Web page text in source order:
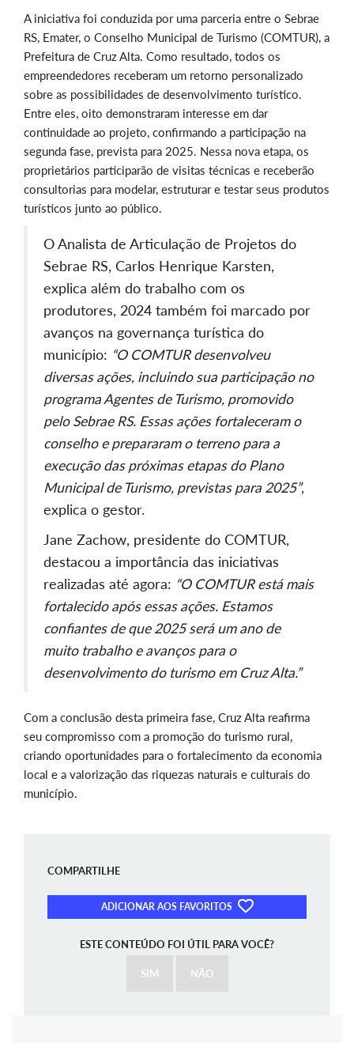
A iniciativa foi conduzida por uma parceria entre o Sebrae
RS, Emater, o Conselho Municipal de Turismo (COMTUR), a
Prefeitura de Cruz Alta. Como resultado, todos os
empreendedores receberam um retorno personalizado
sobre as possibilidades de desenvolvimento turístico.
Entre eles, oito demonstraram interesse em dar
continuidade ao projeto, confirmando a participação na
segunda fase, prevista para 2025. Nessa nova etapa, os
proprietários participarão de visitas técnicas e receberão
consultorias para modelar, estruturar e testar seus produtos
turísticos junto ao público.
O Analista de Articulação de Projetos do
Sebrae RS, Carlos Henrique Karsten,
explica além do trabalho com os
produtores, 2024 também foi marcado por
avanços na governança turística do
município: “O COMTUR desenvolveu
diversas ações, incluindo sua participação no
programa Agentes de Turismo, promovido
pelo Sebrae RS. Essas ações fortaleceram o
conselho e prepararam o terreno para a
execução das próximas etapas do Plano
Municipal de Turismo, previstas para 2025”,
explica o gestor.
Jane Zachow, presidente do COMTUR,
destacou a importância das iniciativas
realizadas até agora: “O COMTUR está mais
fortalecido após essas ações. Estamos
confiantes de que2025será um ano de
muito trabalho e avanços para o
desenvolvimento do turismo em Cruz Alta.”
Com a conclusão desta primeira fase, Cruz Alta reafirma
seu compromisso com a promoção do turismo rural,
criando oportunidades para o fortalecimento da economia
local e a valorização das riquezas naturais e culturais do
município.
COMPARTILHE
ADICIONAR AOS FAVORITOS
ESTE CONTEÚDO FOI ÚTIL PARA VOCÊ?
SIM NÃO